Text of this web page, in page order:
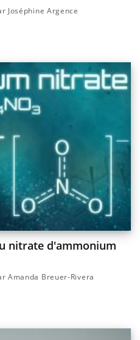
Joséphine Argence
nitrate d'ammonium
Amanda Breuer-Rivera